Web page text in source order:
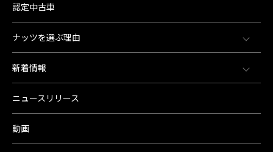
認定中古車
ナッツを選ぶ理由
新着情報
ニュースリリース
動画